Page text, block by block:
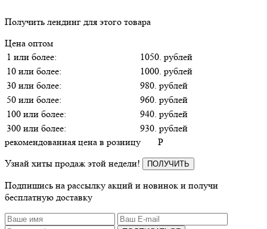
Получить лендинг для этого товара
Цена оптом
1 или более:
1050. рублей
10 или более:
1000. рублей
30 или более:
980. рублей
50 или более:
960. рублей
100 или более:
940. рублей
300 или более:
930. рублей
рекомендованная цена в розницу
P
Узнай хиты продаж этой недели!
ПОЛУЧИТЬ
Подпишись на рассылку акций и новинок и получи
бесплатную доставку